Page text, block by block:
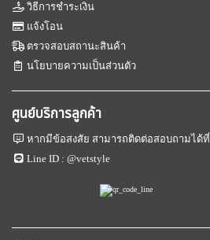
วิธีการชำระเงิน
แจ้งโอน
ตรวจสอบสถานะสินค้า
นโยบายความเป็นส่วนตัว
ศูนย์บริการลูกค้า
หากมีข้อสงสัย สามารถติดต่อสอบถามได้ที่
Line ID :@vetstyle